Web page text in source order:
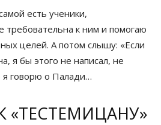
есть ученики,
требовательна к ним и помогаю
целей. А потом слышу: «Если
я бы этого не написал, не
я говорю о Палади…
«ТЕСТЕМИЦАНУ»